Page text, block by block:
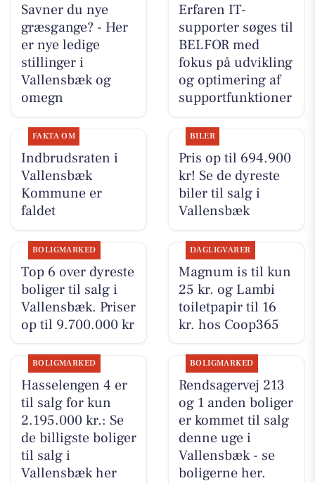
Savner du nye
græsgange? - Her
er nye ledige
stillinger i
Vallensbæk og
omegn
Erfaren IT-
supporter søges til
BELFOR med
fokus på udvikling
og optimering af
supportfunktioner
FAKTA OM
Indbrudsraten i
Vallensbæk
Kommune er
faldet
BILER
Pris op til 694.900
kr! Se de dyreste
biler til salg i
Vallensbæk
BOLIGMARKED
Top 6 over dyreste
boliger til salg i
Vallensbæk. Priser
op til 9.700.000 kr
DAGLIGVARER
Magnum is til kun
25 kr. og Lambi
toiletpapir til 16
kr. hos Coop365
BOLIGMARKED
Hasselengen 4 er
til salg for kun
2.195.000 kr.: Se
de billigste boliger
til salg i
Vallensbæk her
BOLIGMARKED
Rendsagervej 213
og 1 anden boliger
er kommet til salg
denne uge i
Vallensbæk - se
boligerne her.